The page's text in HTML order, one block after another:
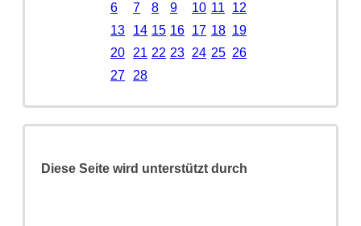
6
7 8 9 10 11
12
13
14 15 16 17 18 19
20
21 22 23 24 25 26
27
28
Diese Seite wird unterstützt durch